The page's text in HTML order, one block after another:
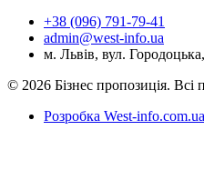
+38 (096) 791-79-41
admin@west-info.ua
м. Львів, вул.
© 2026 Бізнес пропозиція. Всі
Розробка West-info.com.ua